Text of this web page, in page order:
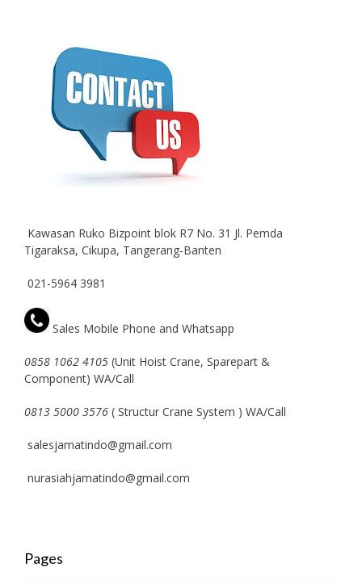
Kawasan Ruko Bizpoint blok R7 No. 31 Jl. Pemda
Tigaraksa, Cikupa, Tangerang-Banten
021-5964 3981
Sales Mobile Phone and Whatsapp
0858 1062 4105 (Unit Hoist Crane, Sparepart &
Component) WA/Call
0813 5000 3576 ( Structur Crane System ) WA/Call
salesjamatindo@gmail.com
nurasiahjamatindo@gmail.com
Pages